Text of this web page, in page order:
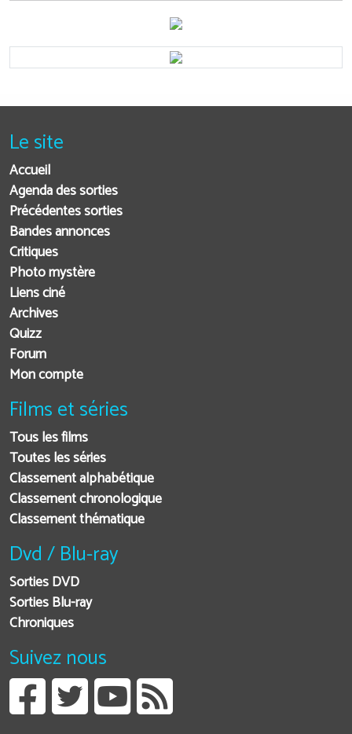
Le site
Accueil
Agenda des sorties
Précédentes sorties
Bandes annonces
Critiques
Photo mystère
Liens ciné
Archives
Quizz
Forum
Mon compte
Films et séries
Tous les films
Toutes les séries
Classement alphabétique
Classement chronologique
Classement thématique
Dvd / Blu-ray
Sorties DVD
Sorties Blu-ray
Chroniques
Suivez nous